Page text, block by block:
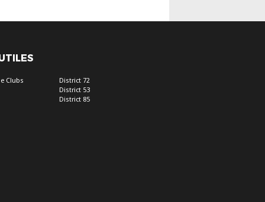
Clubs
District 72
District 53
District 85